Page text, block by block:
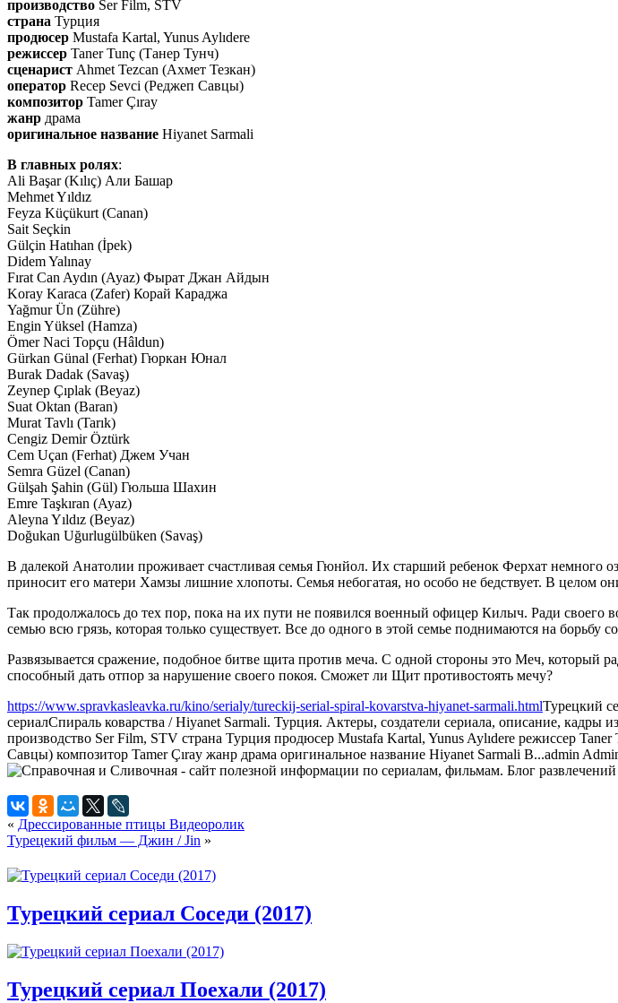
производство Ser Film, STV
страна Турция
продюсер Mustafa Kartal, Yunus Aylıdere
режиссер Taner Tunç (Танер Тунч)
сценарист Ahmet Tezcan (Ахмет Тезкан)
оператор Recep Sevci (Реджеп Савцы)
композитор Tamer Çıray
жанр драма
оригинальное название Hiyanet Sarmali
В главных ролях:
Ali Başar (Kılıç) Али Башар
Mehmet Yıldız
Feyza Küçükurt (Canan)
Sait Seçkin
Gülçin Hatıhan (İpek)
Didem Yalınay
Fırat Can Aydın (Ayaz) Фырат Джан Айдын
Koray Karaca (Zafer) Корай Караджа
Yağmur Ün (Zühre)
Engin Yüksel (Hamza)
Ömer Naci Topçu (Hâldun)
Gürkan Günal (Ferhat) Гюркан Юнал
Burak Dadak (Savaş)
Zeynep Çıplak (Beyaz)
Suat Oktan (Baran)
Murat Tavlı (Tarık)
Cengiz Demir Öztürk
Cem Uçan (Ferhat) Джем Учан
Semra Güzel (Canan)
Gülşah Şahin (Gül) Гюльша Шахин
Emre Taşkıran (Ayaz)
Aleyna Yıldız (Beyaz)
Doğukan Uğurlugülbüken (Savaş)
В далекой Анатолии проживает счастливая семья Гюнйол. Их старший ребенок Ферхат немного
приносит его матери Хамзы лишние хлопоты. Семья небогатая, но особо не бедствует. В целом
Так продолжалось до тех пор, пока на их пути не появился военный офицер Килыч. Ради
семью всю грязь, которая только существует. Все до одного в этой семье поднимаются на борьбу
Развязывается сражение, подобное битве щита против меча. С одной стороны это Меч,
способный дать отпор за нарушение своего покоя. Сможет ли Щит противостоять мечу?
https://www.spravkasleavka.ru/kino/serialy/tureckij-serial-spiral-kovarstva-hiyanet-sarmali.htmlТурецкий
сериалСпираль коварства / Hiyanet Sarmali. Турция. Актеры, создатели сериала, описание, кадры
производство Ser Film, STV страна Турция продюсер Mustafa Kartal, Yunus Aylıdere режиссер
Савцы) композитор Tamer Çıray жанр драма оригинальное название Hiyanet Sarmali В...admin
« Дрессированные птицы Видеоролик
Турецекий фильм — Джин / Jin »
Турецкий сериал Соседи (2017)
Турецкий сериал Поехали (2017)